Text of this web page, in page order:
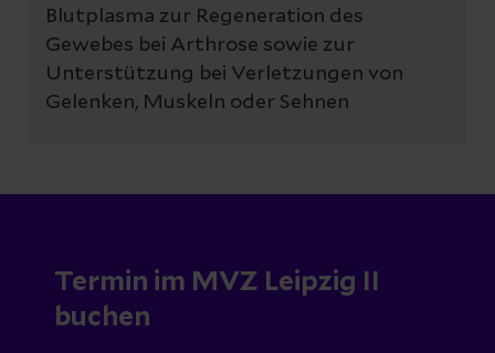
Blutplasma zur Regeneration des
Gewebes bei Arthrose sowie zur
Unterstützung bei Verletzungen von
Gelenken, Muskeln oder Sehnen
Termin im MVZ Leipzig II
buchen